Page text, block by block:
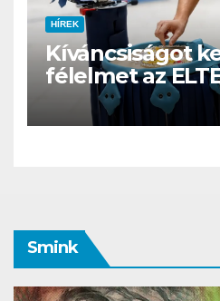
HÍREK
Kíváncsiságot
félelmet az
etológusainak
robotja
Smink